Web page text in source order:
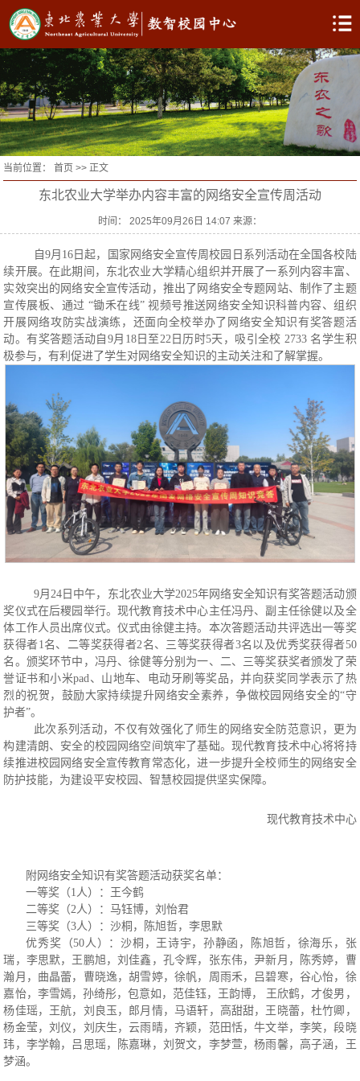
当前位置：首页 >> 正文
东北农业大学举办内容丰富的网络安全宣传周活动
时间： 2025年09月26日 14:07 来源：
自 9月16日起，国家网络安全宣传周校园日系列活动在全国各校陆
续开展。在此期间，东北农业大学精心组织并开展了一系列内容丰富、
实效突出的网络安全宣传活动，推出了网络安全专题网站、制作了主题
宣传展板、通过 “锄禾在线” 视频号推送网络安全知识科普内容、组织
开展网络攻防实战演练，还面向全校举办了网络安全知识有奖答题活
动。有奖答题活动自9月18日至22日历时5天，吸引全校 2733 名学生积
极参与，有利促进了学生对网络安全知识的主动关注和了解掌握。
9月24日中午，东北农业大学2025年网络安全知识有奖答题活动颁
奖仪式在后稷园举行。现代教育技术中心主任冯丹、副主任徐健以及全
体工作人员出席仪式。仪式由徐健主持。本次答题活动共评选出一等奖
获得者1名、二等奖获得者2名、三等奖获得者3名以及优秀奖获得者50
名。颁奖环节中，冯丹、徐健等分别为一、二、三等奖获奖者颁发了荣
誉证书和小米pad、山地车、电动牙刷等奖品，并向获奖同学表示了热
烈的祝贺，鼓励大家持续提升网络安全素养，争做校园网络安全的“守
护者”。
此次系列活动，不仅有效强化了师生的网络安全防范意识，更为
构建清朗、安全的校园网络空间筑牢了基础。现代教育技术中心将将持
续推进校园网络安全宣传教育常态化，进一步提升全校师生的网络安全
防护技能，为建设平安校园、智慧校园提供坚实保障。
现代教育技术中心
附网络安全知识有奖答题活动获奖名单：
一等奖（1人）：王今鹤
二等奖（2人）：马钰博，刘怡君
三等奖（3人）：沙桐，陈旭哲，李思默
优秀奖（50人）：沙桐，王诗宇，孙静函，陈旭哲，徐海乐，张
瑞，李思默，王鹏旭，刘佳鑫，孔令辉，张东伟，尹新月，陈秀婷，曹
瀚月，曲晶蕾，曹晓逸，胡雪婷，徐帆，周雨禾，吕碧寒，谷心怡，徐
嘉怡，李雪嫣，孙绮彤，包意如，范佳钰，王韵博，
王欣鹤，才俊男，
杨佳瑶，王航，刘良玉，郎月情，马语轩，高甜甜，王晓蕾，杜竹卿，
杨金莹，刘仪，刘庆生，云雨晴，齐颖，范田恬，牛文举，李笑，段晓
玮，李学翰，吕思瑶，陈嘉琳，刘贺文，李梦萱，杨雨馨，高子涵，王
梦涵。